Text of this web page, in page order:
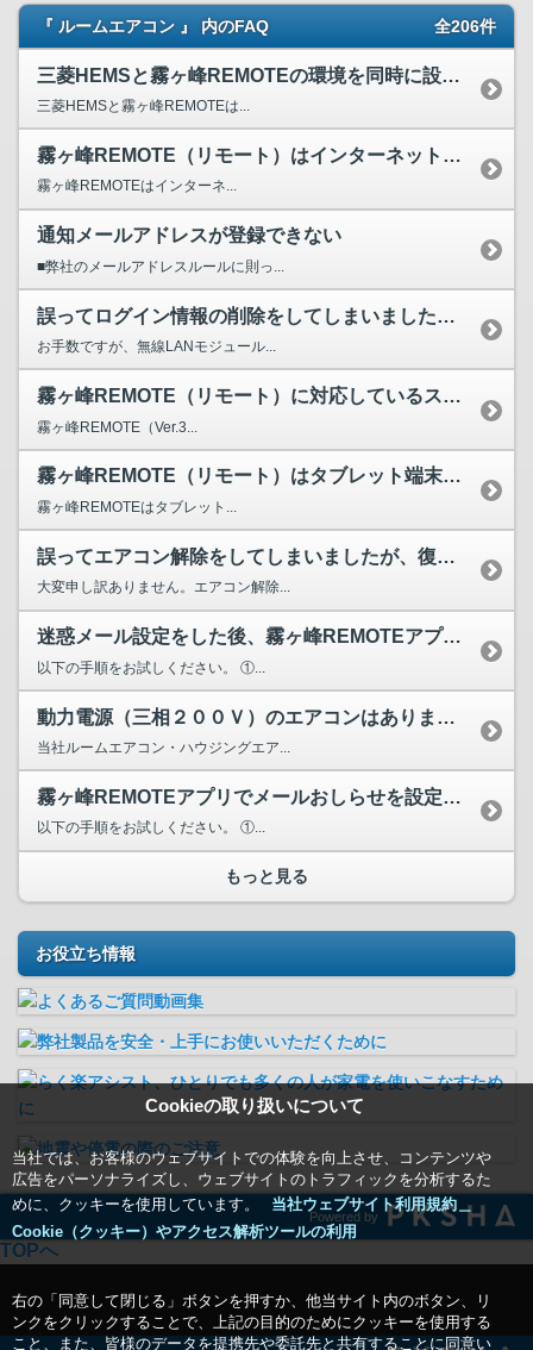
Cookieの取り扱いについて
当社では、お客様のウェブサイトでの体験を向上させ、コンテンツや
広告をパーソナライズし、ウェブサイトのトラフィックを分析するた
めに、クッキーを使用しています。
当社ウェブサイト利用規約＿
Cookie（クッキー）やアクセス解析ツールの利用
右の「同意して閉じる」ボタンを押すか、他当サイト内のボタン、リ
ンクをクリックすることで、上記の目的のためにクッキーを使用する
こと、また、皆様のデータを提携先や委託先と共有することに同意い
『 ルームエアコン 』 内のFAQ 全206件
三菱HEMSと霧ヶ峰REMOTEの環境を同時に設定して操作...
三菱HEMSと霧ヶ峰REMOTEは...
霧ヶ峰REMOTE（リモート）はインターネット環境がないと...
霧ヶ峰REMOTEはインターネ...
通知メールアドレスが登録できない
■弊社のメールアドレスルールに則っ...
誤ってログイン情報の削除をしてしまいましたが、どうすれば良...
お手数ですが、無線LANモジュール...
霧ヶ峰REMOTE（リモート）に対応しているスマートフォン...
霧ヶ峰REMOTE（Ver.3...
霧ヶ峰REMOTE（リモート）はタブレット端末に対応してい...
霧ヶ峰REMOTEはタブレット...
誤ってエアコン解除をしてしまいましたが、復旧させるにはどう...
大変申し訳ありません。エアコン解除...
迷惑メール設定をした後、霧ヶ峰REMOTEアプリのメールお...
以下の手順をお試しください。 ①...
動力電源（三相２００Ｖ）のエアコンはありますか？
当社ルームエアコン・ハウジングエア...
霧ヶ峰REMOTEアプリでメールおしらせを設定したが、メー...
以下の手順をお試しください。 ①...
もっと見る
お役立ち情報
Powered by
TOPへ